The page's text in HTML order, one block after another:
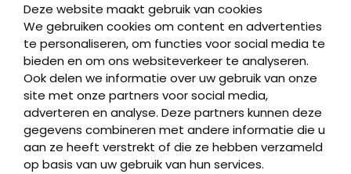
Deze website maakt gebruik van cookies
We gebruiken cookies om content en advertenties
te personaliseren, om functies voor social media te
bieden en om ons websiteverkeer te analyseren.
Ook delen we informatie over uw gebruik van onze
site met onze partners voor social media,
adverteren en analyse. Deze partners kunnen deze
gegevens combineren met andere informatie die u
aan ze heeft verstrekt of die ze hebben verzameld
op basis van uw gebruik van hun services.
Letterplaten
Grafzerken kopen
Direct naar
Grafstenen
As artikelen
Urngrafmonumenten